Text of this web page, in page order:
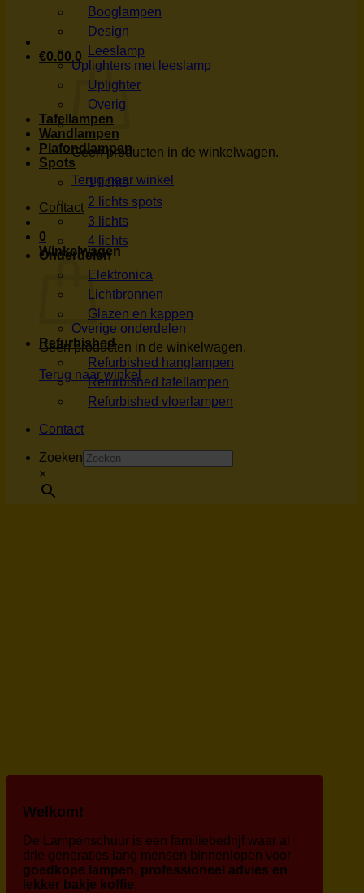
€0.00 0
Geen producten in de winkelwagen.
Terug naar winkel
Contact
0
Winkelwagen
Geen producten in de winkelwagen.
Terug naar winkel
Booglampen
Design
Leeslamp
Uplighters met leeslamp
Uplighter
Overig
Tafellampen
Wandlampen
Plafondlampen
Spots
1 lichts
2 lichts spots
3 lichts
4 lichts
Onderdelen
Elektronica
Lichtbronnen
Glazen en kappen
Overige onderdelen
Refurbished
Refurbished hanglampen
Refurbished tafellampen
Refurbished vloerlampen
Contact
Zoeken
×
Welkom!
De Lampenschuur is een familiebedrijf waar al
drie generaties lang mensen binnenlopen voor
goedkope lampen, professioneel advies en
lekker bakje koffie.